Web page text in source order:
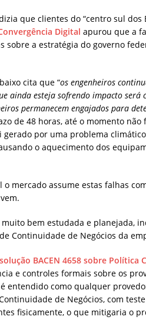
que clientes do “centro sul dos
Digital apurou que a
sobre a estratégia do governo
cita que “os engenheiros
ainda esteja sofrendo impacto será
permanecem engajados para
de 48 horas, até o momento
por uma problema
o aquecimento dos
mercado assume estas falhas
bem estudada e planejada,
Continuidade de Negócios da
BACEN 4658 sobre Política
e controles formais sobre os
entendido como qualquer
de Negócios, com
fisicamente, o que mitigaria o